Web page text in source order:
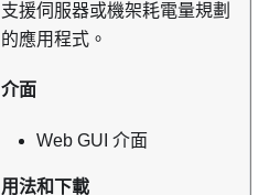
支援伺服器或機架耗電量規劃
的應用程式。
介面
Web GUI 介面
用法和下載